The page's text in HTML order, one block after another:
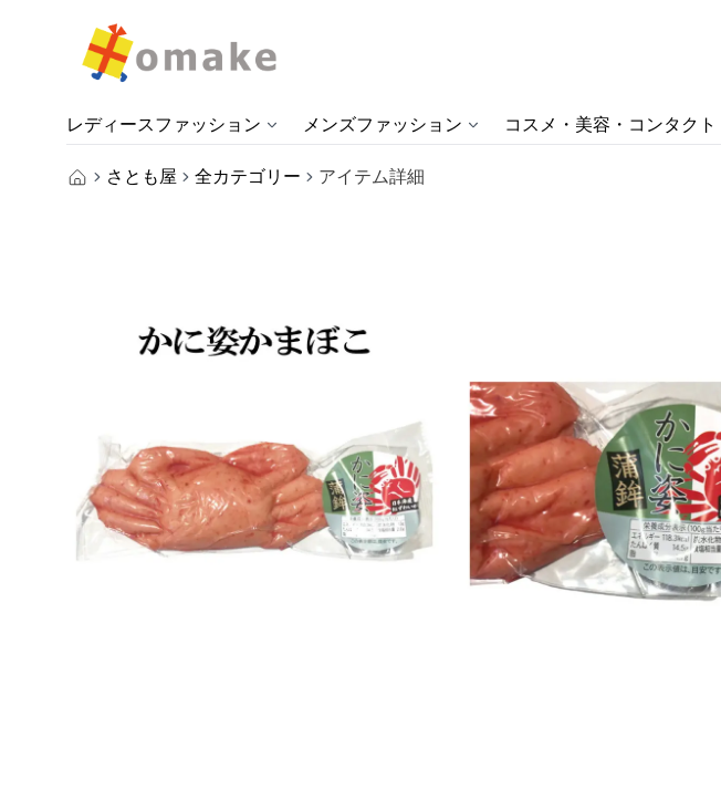
レディースファッション メンズファッション コスメ・美容・コンタクト
さとも屋 全カテゴリー アイテム詳細